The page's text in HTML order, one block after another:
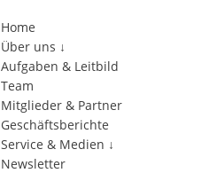
Home
Über uns ↓
Aufgaben & Leitbild
Team
Mitglieder & Partner
Geschäftsberichte
Service & Medien ↓
Newsletter